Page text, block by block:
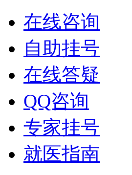
在线咨询
自助挂号
在线答疑
QQ咨询
专家挂号
就医指南